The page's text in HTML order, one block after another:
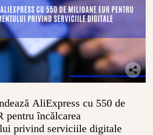
AliExpress cu 550 de
pentru încălcarea
privind serviciile digitale